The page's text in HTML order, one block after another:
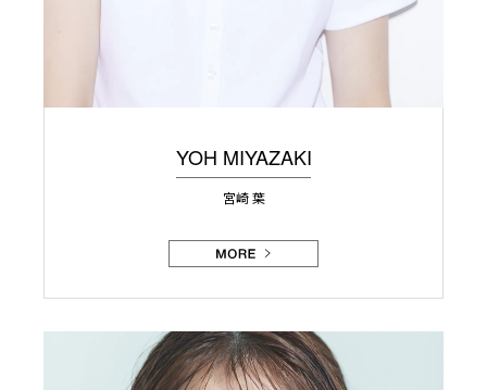
YOH MIYAZAKI
宮崎 葉